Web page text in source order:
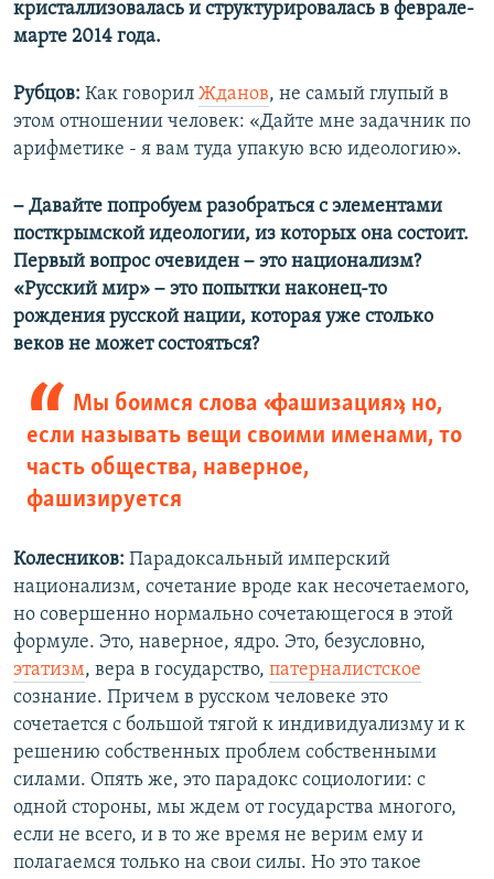
кристаллизовалась и структурировалась в феврале-
марте 2014 года.
Рубцов: Как говорил Жданов, не самый глупый в
этом отношении человек: «Дайте мне задачник по
арифметике - я вам туда упакую всю идеологию».
– Давайте попробуем разобраться с элементами
посткрымской идеологии, из которых она состоит.
Первый вопрос очевиден – это национализм?
«Русский мир» – это попытки наконец-то
рождения русской нации, которая уже столько
веков не может состояться?
Мы боимся слова «фашизация», но,
если называть вещи своими именами, то
часть общества, наверное,
фашизируется
Колесников: Парадоксальный имперский
национализм, сочетание вроде как несочетаемого,
но совершенно нормально сочетающегося в этой
формуле. Это, наверное, ядро. Это, безусловно,
этатизм, вера в государство, патерналистское
сознание. Причем в русском человеке это
сочетается с большой тягой к индивидуализму и к
решению собственных проблем собственными
силами. Опять же, это парадокс социологии: с
одной стороны, мы ждем от государства многого,
если не всего, и в то же время не верим ему и
полагаемся только на свои силы. Но это такое